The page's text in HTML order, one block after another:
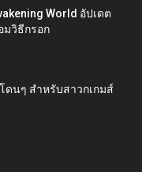
World อัปเดต
มวิธีกรอก
ดนๆ สำหรับสาวกเกมส์